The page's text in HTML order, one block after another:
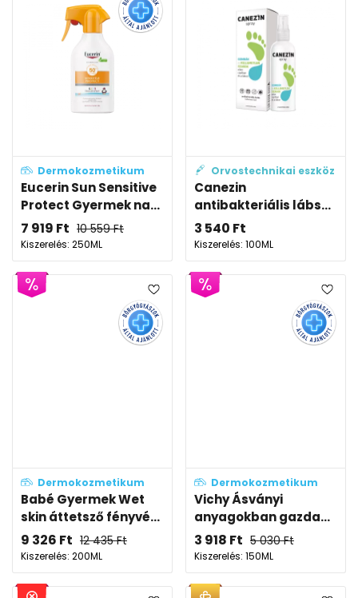
Dermokozmetikum
Eucerin Sun Sensitive
Protect Gyermek na...
7 919 Ft 10 559Ft
Kiszerelés: 250ML
Orvostechnikai eszköz
Canezin
antibakteriális lábs...
3 540 Ft
Kiszerelés: 100ML
Dermokozmetikum
Babé Gyermek Wet
skin áttetsző fényvé...
9 326 Ft 12 435Ft
Kiszerelés: 200ML
Dermokozmetikum
Vichy Ásványi
anyagokban gazda...
3 918 Ft 5 030Ft
Kiszerelés: 150ML